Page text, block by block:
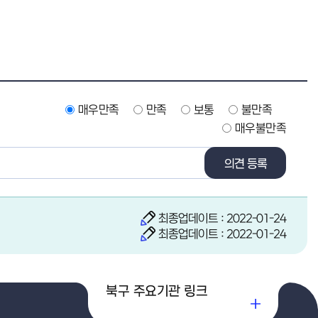
매우만족 만족 보통
불만족
매우불만족
의견 등록
최종업데이트 : 2022-01-24
최종업데이트 : 2022-01-24
북구 주요기관 링크